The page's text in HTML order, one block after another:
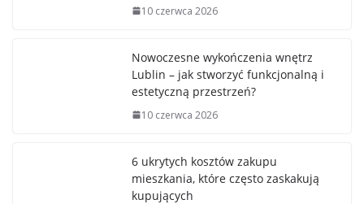
10 czerwca 2026
Nowoczesne wykończenia wnętrz
Lublin – jak stworzyć funkcjonalną i
estetyczną przestrzeń?
10 czerwca 2026
6 ukrytych kosztów zakupu
mieszkania, które często zaskakują
kupujących